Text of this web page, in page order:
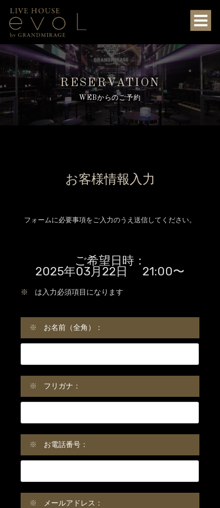
RESERVATION
WEBからのご予約
お客様情報入力
フォームに必要事項をご入力のうえ送信してください。
ご希望日時：
2025年03月22日 21:00〜
※ は入力必須項目になります
※ お名前（全角）：
※ フリガナ：
※ お電話番号：
※ メールアドレス：